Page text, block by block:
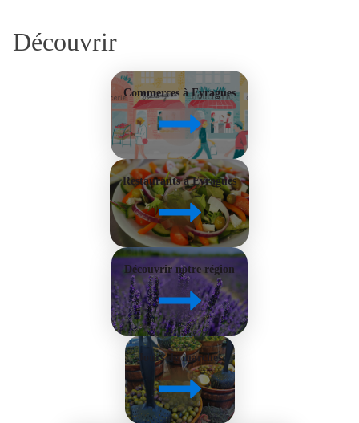
Découvrir
Commerces à Eyragues
Restaurants à Eyragues
Découvrir notre région
Jours de marchés